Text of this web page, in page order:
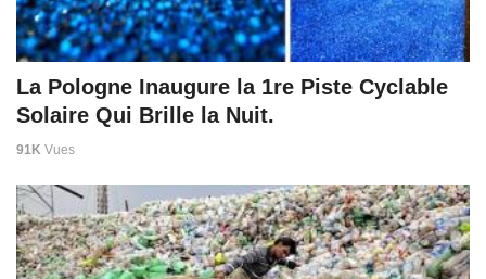
La Pologne Inaugure la 1re Piste Cyclable
Solaire Qui Brille la Nuit.
91K Vues